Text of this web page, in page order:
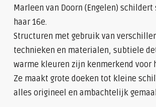
Marleen van Doorn (Engelen) schildert
haar 16e.
Structuren met gebruik van
technieken en materialen, subtiele
warme kleuren zijn kenmerkend voor
Ze maakt grote doeken tot kleine
alles origineel en ambachtelijk